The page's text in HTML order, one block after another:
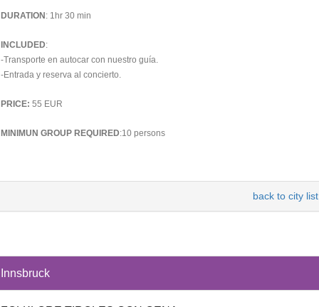
DURATION : 1hr 30 min
INCLUDED:
-Transporte en autocar con nuestro guía.
-Entrada y reserva al concierto.
PRICE: 55 EUR
MINIMUN GROUP REQUIRED:10 persons
back to city list
Innsbruck